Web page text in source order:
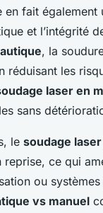
fait
et l’intégrité
, la
réduisant les
laser en
sans
le soudage
ce qui
ou
vs manuel